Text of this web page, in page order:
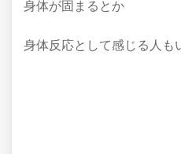
身体が固まるとか
身体反応として感じる人も